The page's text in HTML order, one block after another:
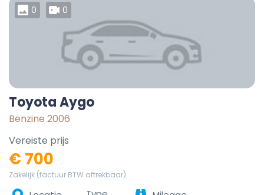
0 0
Toyota Aygo
Benzine 2006
Vereiste prijs
€ 700
Zakelijk (factuur BTW aftrekbaar)